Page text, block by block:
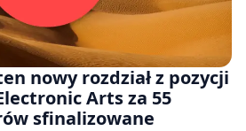
nowy rozdział z pozycji
Arts za 55
sfinalizowane